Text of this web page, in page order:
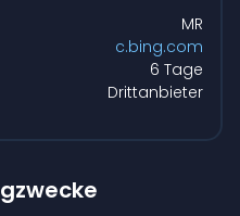
MR
c.bing.com
6 Tage
Drittanbieter